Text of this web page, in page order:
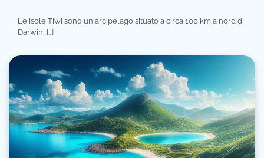
Le Isole Tiwi sono un arcipelago situato a circa 100 km a nord di
Darwin, […]